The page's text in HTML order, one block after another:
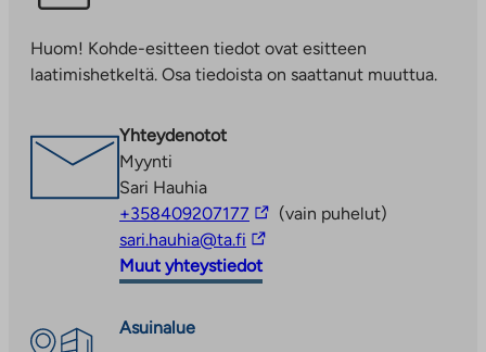
palveluun.
Linkki
uuteen
välilehteen
Huom! Kohde-esitteen tiedot ovat esitteen
laatimishetkeltä. Osa tiedoista on saattanut muuttua.
Yhteydenotot
Myynti
Sari Hauhia
+358409207177 Linkki
vie
ulkopuoliseen
palveluun
(vain puhelut)
sari.hauhia@ta.fi Linkki
vie
ulkopuoliseen
Muut yhteystiedot
Asuinalue